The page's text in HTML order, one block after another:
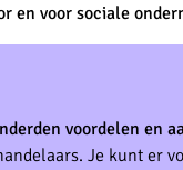
en voor sociale
voordelen en
Je kunt er